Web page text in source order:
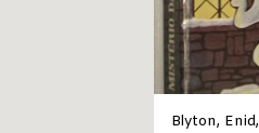
Blyton, Enid, O